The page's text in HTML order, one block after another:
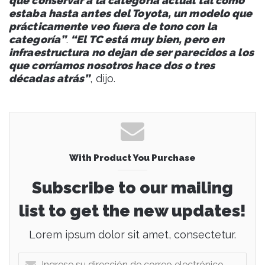
estaba hasta antes del Toyota, un modelo que
prácticamente veo fuera de tono con la
categoría”. “El TC está muy bien, pero en
infraestructura no dejan de ser parecidos a los
que corríamos nosotros hace dos o tres
décadas atrás”, dijo.
With Product You Purchase
Subscribe to our mailing
list to get the new updates!
Lorem ipsum dolor sit amet, consectetur.